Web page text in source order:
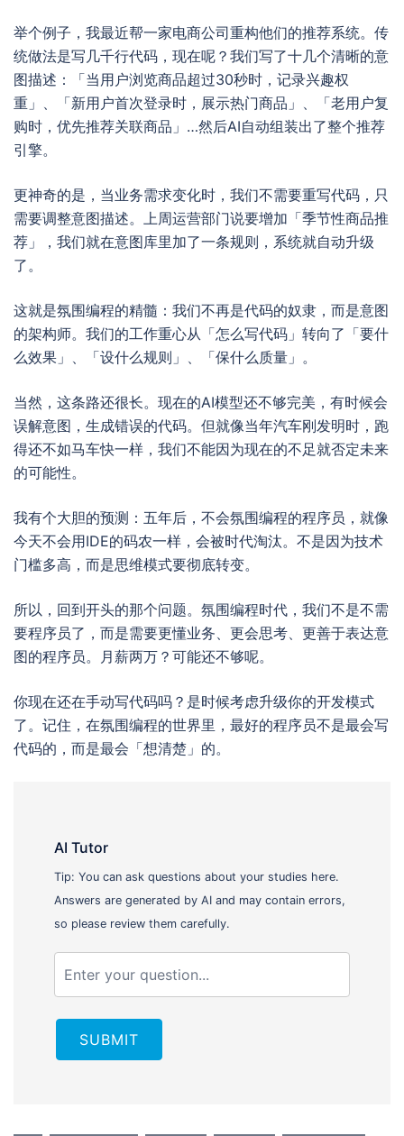
举个例子，我最近帮一家电商公司重构他们的推荐系统。传
统做法是写几千行代码，现在呢？我们写了十几个清晰的意
图描述：「当用户浏览商品超过30秒时，记录兴趣权
重」、「新用户首次登录时，展示热门商品」、「老用户复
购时，优先推荐关联商品」…然后AI自动组装出了整个推荐
引擎。
更神奇的是，当业务需求变化时，我们不需要重写代码，只
需要调整意图描述。上周运营部门说要增加「季节性商品推
荐」，我们就在意图库里加了一条规则，系统就自动升级
了。
这就是氛围编程的精髓：我们不再是代码的奴隶，而是意图
的架构师。我们的工作重心从「怎么写代码」转向了「要什
么效果」、「设什么规则」、「保什么质量」。
当然，这条路还很长。现在的AI模型还不够完美，有时候会
误解意图，生成错误的代码。但就像当年汽车刚发明时，跑
得还不如马车快一样，我们不能因为现在的不足就否定未来
的可能性。
我有个大胆的预测：五年后，不会氛围编程的程序员，就像
今天不会用IDE的码农一样，会被时代淘汰。不是因为技术
门槛多高，而是思维模式要彻底转变。
所以，回到开头的那个问题。氛围编程时代，我们不是不需
要程序员了，而是需要更懂业务、更会思考、更善于表达意
图的程序员。月薪两万？可能还不够呢。
你现在还在手动写代码吗？是时候考虑升级你的开发模式
了。记住，在氛围编程的世界里，最好的程序员不是最会写
代码的，而是最会「想清楚」的。
AI Tutor
Tip: You can ask questions about your studies here.
Answers are generated by AI and may contain errors,
so please review them carefully.
SUBMIT